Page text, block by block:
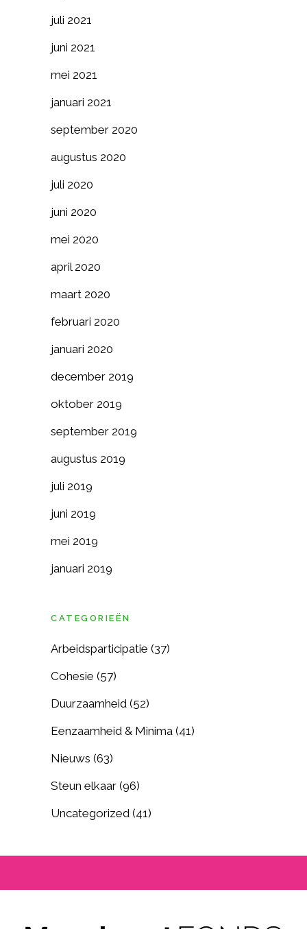
juli 2021
juni 2021
mei 2021
januari 2021
september 2020
augustus 2020
juli 2020
juni 2020
mei 2020
april 2020
maart 2020
februari 2020
januari 2020
december 2019
oktober 2019
september 2019
augustus 2019
juli 2019
juni 2019
mei 2019
januari 2019
CATEGORIEËN
Arbeidsparticipatie (37)
Cohesie (57)
Duurzaamheid (52)
Eenzaamheid & Minima (41)
Nieuws (63)
Steun elkaar (96)
Uncategorized (41)